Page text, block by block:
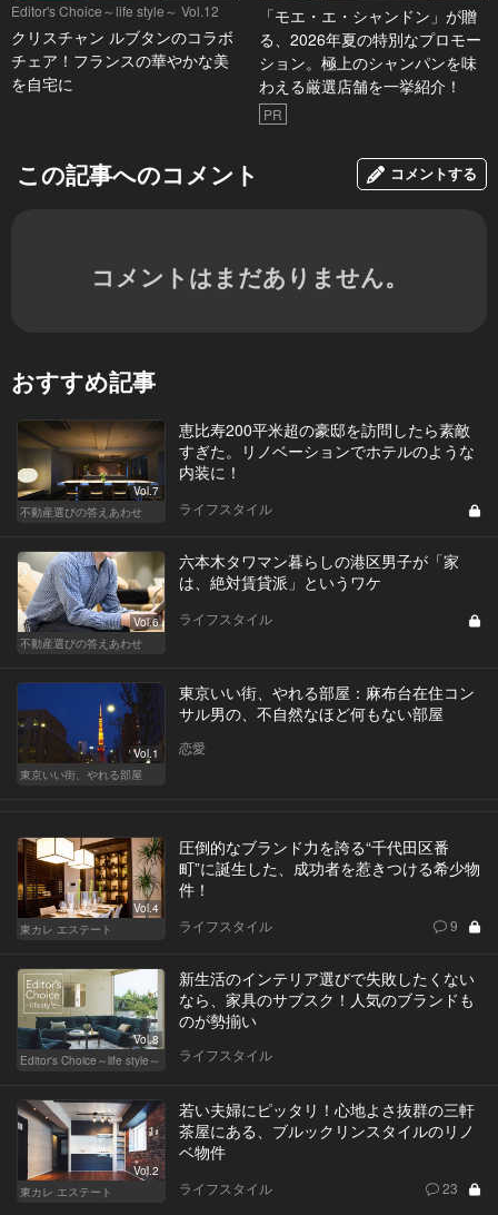
Editor's Choice～life style～ Vol.12
クリスチャン ルブタンのコラボ
チェア！フランスの華やかな美
を自宅に
「モエ・エ・シャンドン」が贈
る、2026年夏の特別なプロモー
ション。極上のシャンパンを味
わえる厳選店舗を一挙紹介！
PR
この記事へのコメント コメントする
コメントはまだありません。
おすすめ記事
Vol.7
不動産選びの答えあわせ
恵比寿200平米超の豪邸を訪問したら素敵
すぎた。リノベーションでホテルのような
内装に！
ライフスタイル
Vol.6
不動産選びの答えあわせ
六本木タワマン暮らしの港区男子が「家
は、絶対賃貸派」というワケ
ライフスタイル
Vol.1
東京いい街、やれる部屋
東京いい街、やれる部屋：麻布台在住コン
サル男の、不自然なほど何もない部屋
恋愛
Vol.4
東カレ エステート
圧倒的なブランド力を誇る“千代田区番
町”に誕生した、成功者を惹きつける希少物
件！
ライフスタイル 9
Vol.8
Editor's Choice～life style～
新生活のインテリア選びで失敗したくない
なら、家具のサブスク！人気のブランドも
のが勢揃い
ライフスタイル
Vol.2
東カレ エステート
若い夫婦にピッタリ！心地よさ抜群の三軒
茶屋にある、ブルックリンスタイルのリノ
ベ物件
ライフスタイル 23